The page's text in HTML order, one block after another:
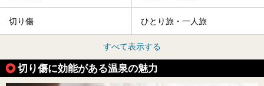
切り傷 ひとり旅・一人旅
すべて表示する
切り傷に効能がある温泉の魅力